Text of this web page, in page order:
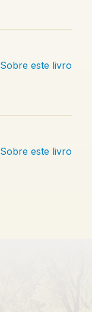
Sobre este livro
Sobre este livro